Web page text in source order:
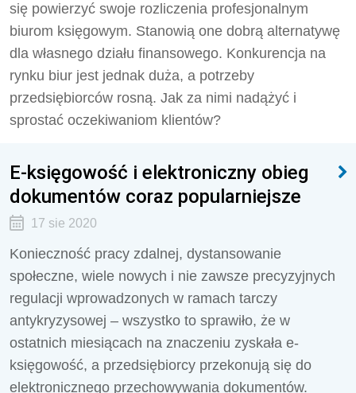
się powierzyć swoje rozliczenia profesjonalnym
biurom księgowym. Stanowią one dobrą alternatywę
dla własnego działu finansowego. Konkurencja na
rynku biur jest jednak duża, a potrzeby
przedsiębiorców rosną. Jak za nimi nadążyć i
sprostać oczekiwaniom klientów?
E-księgowość i elektroniczny obieg
dokumentów coraz popularniejsze
17 sie 2020
Konieczność pracy zdalnej, dystansowanie
społeczne, wiele nowych i nie zawsze precyzyjnych
regulacji wprowadzonych w ramach tarczy
antykryzysowej – wszystko to sprawiło, że w
ostatnich miesiącach na znaczeniu zyskała e-
księgowość, a przedsiębiorcy przekonują się do
elektronicznego przechowywania dokumentów.